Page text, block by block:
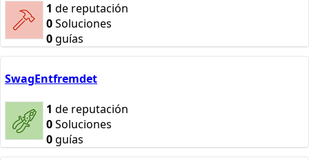
1 de reputación
0Soluciones
0guías
SwagEntfremdet
1 de reputación
0Soluciones
0guías